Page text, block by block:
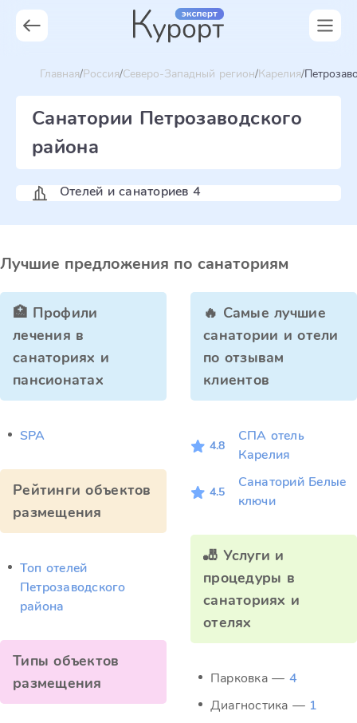
Главная Россия Северо-Западный регион Карелия
Санатории Петрозаводского
района
Отелей и санаториев 4
Лучшие предложения по санаториям
🏥 Профили
лечения в
санаториях и
пансионатах
SPA
Рейтинги объектов
размещения
Топ отелей
Петрозаводского
района
Типы объектов
размещения
🔥 Самые лучшие
санатории и отели
по отзывам
клиентов
4.8
СПА отель
Карелия
4.5
Санаторий Белые
ключи
🎳 Услуги и
процедуры в
санаториях и
отелях
Парковка — 4
Диагностика — 1